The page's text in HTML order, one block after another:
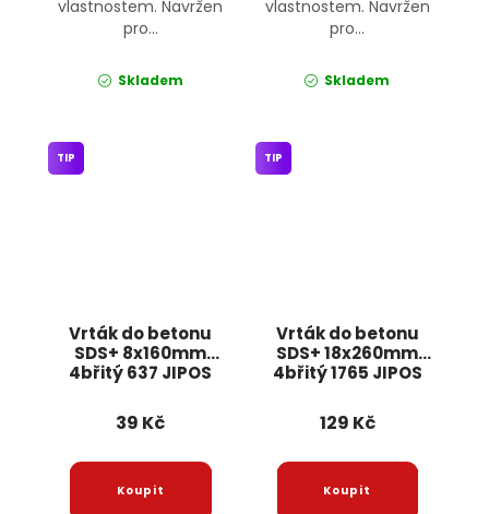
vlastnostem. Navržen
pro...
Skladem
vlastnostem. Navržen
pro...
Skladem
Vrták do betonu
SDS+ 8x160mm
4břitý 637 JIPOS
TIP
39 Kč
Vrták do betonu
SDS+ 18x260mm
4břitý 1765 JIPOS
TIP
129 Kč